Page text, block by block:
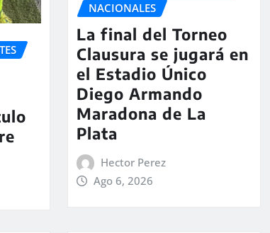
NACIONALES
La final del Torneo
Clausura se jugará en
el Estadio Único
Diego Armando
Maradona de La
Plata
Hector Perez
Ago 6, 2026